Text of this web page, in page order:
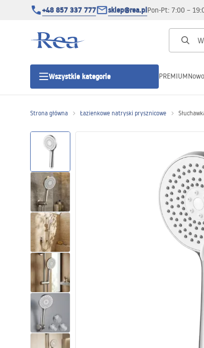
+48 857 337 777 sklep@rea.plPon-Pt: 7:00 –
Wszystkie kategorie
Kategorie produktowe
Kabiny prysznicowe
Brodziki prysznicowe
Odpływy liniowe
Toalety, ubikacje
Umywalki
Baterie
PREMIUM
Strona główna Łazienkowe natryski prysznicowe